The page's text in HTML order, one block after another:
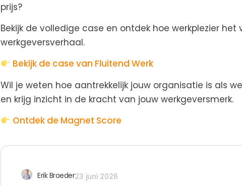
prijs?
Bekijk de volledige case en ontdek hoe werkplezier
werkgeversverhaal.
Bekijk de case van Fluitend Werk
Wil je weten hoe aantrekkelijk jouw organisatie is als
en krijg inzicht in de kracht van jouw werkgeversmerk.
Ontdek de Magnet Score
Erik Broeder23 juni 2026